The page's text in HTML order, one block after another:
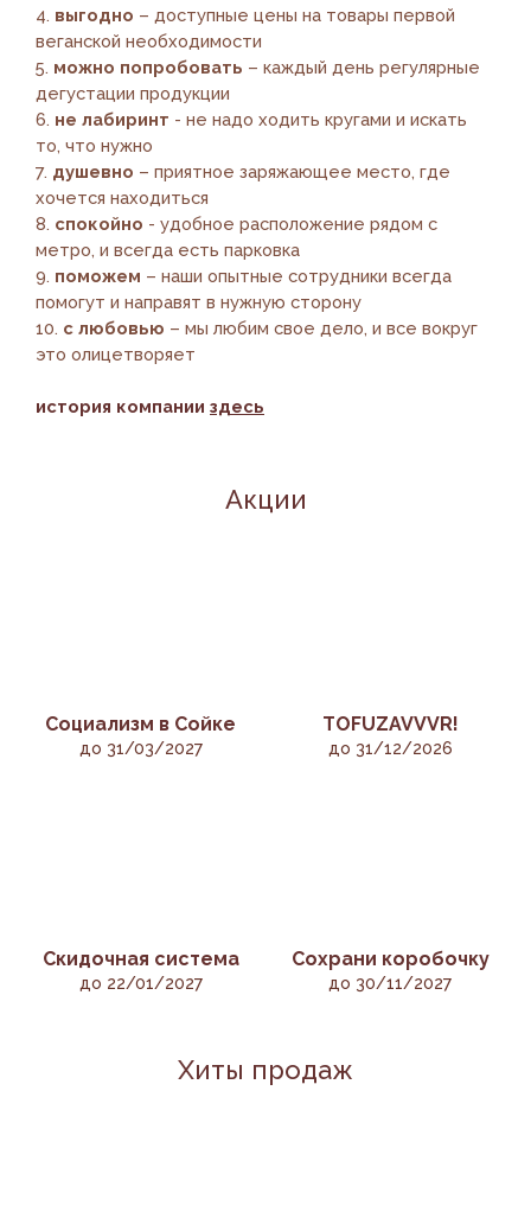
4. выгодно – доступные цены на товары первой
веганской необходимости
5. можно попробовать – каждый день регулярные
дегустации продукции
6. не лабиринт - не надо ходить кругами и искать
то, что нужно
7. душевно – приятное заряжающее место, где
хочется находиться
8. спокойно - удобное расположение рядом с
метро, и всегда есть парковка
9. поможем – наши опытные сотрудники всегда
помогут и направят в нужную сторону
10. с любовью – мы любим свое дело, и все вокруг
это олицетворяет
история компании здесь
Акции
Социализм в Сойке
до 31/03/2027
TOFUZAVVVR!
до 31/12/2026
Скидочная система
до 22/01/2027
Сохрани коробочку
до 30/11/2027
Хиты продаж